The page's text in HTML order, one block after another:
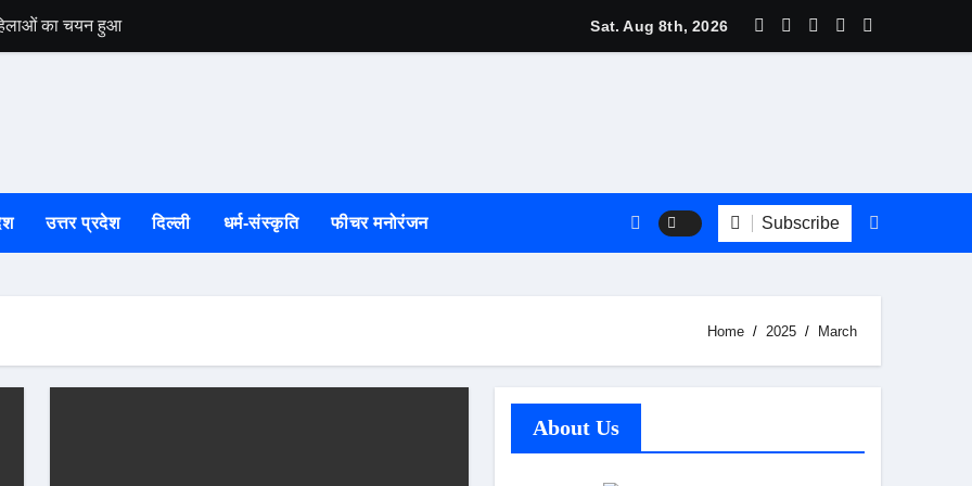
का चयन हुआ उत्तरकाशी की स्वतंत्री बधानी समेत 13 महिलाओं का हुआ तीलू रौतेली पुरस्कार के लिय चयन
Sat. Aug 8th, 2026
उत्तर प्रदेश दिल्ली धर्म-संस्कृति फीचर मनोरंजन Subscribe
Home 2025 March
About Us